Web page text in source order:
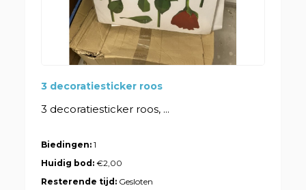
3 decoratiesticker roos
3 decoratiesticker roos, ...
Biedingen: 1
Huidig bod:€2,00
Resterende tijd: Gesloten